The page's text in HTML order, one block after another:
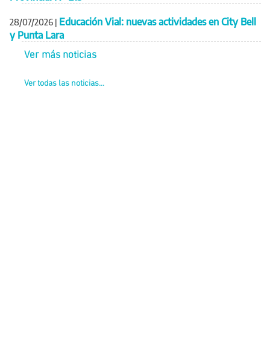
28/07/2026 | Educación Vial: nuevas actividades en City Bell
y Punta Lara
Ver más noticias
Ver todas las noticias...